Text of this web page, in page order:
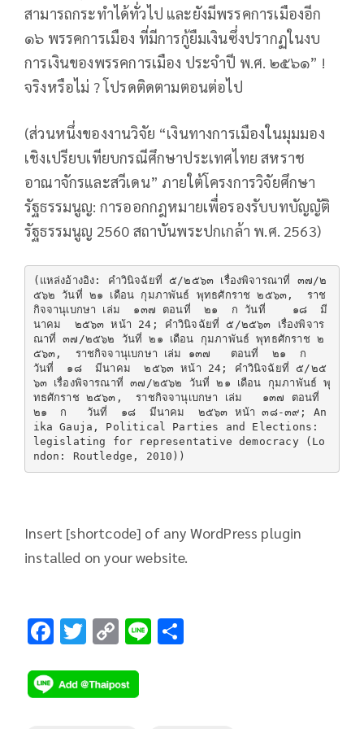
สามารถกระทำได้ทั่วไป และยังมีพรรคการเมืองอีก
๑๖ พรรคการเมือง ที่มีการกู้ยืมเงินซึ่งปรากฏในงบ
การเงินของพรรคการเมือง ประจำปี พ.ศ. ๒๕๖๑” !
จริงหรือไม่ ? โปรดติดตามตอนต่อไป
(ส่วนหนึ่งของงานวิจัย “เงินทางการเมืองในมุมมอง
เชิงเปรียบเทียบกรณีศึกษาประเทศไทย สหราช
อาณาจักรและสวีเดน” ภายใต้โครงการวิจัยศึกษา
รัฐธรรมนูญ: การออกกฎหมายเพื่อรองรับบทบัญญัติ
รัฐธรรมนูญ 2560 สถาบันพระปกเกล้า พ.ศ. 2563)
(แหล่งอ้างอิง: คำวินิจฉัยที่ ๕/๒๕๖๓ เรื่องพิจารณาที่ ๓๗/๒
๕๖๒ วันที่ ๒๑ เดือน กุมภาพันธ์ พุทธศักราช ๒๕๖๓,  ราช
กิจจานุเบกษา เล่ม  ๑๓๗ ตอนที่  ๒๑  ก วันที่    ๑๘  มี
นาคม  ๒๕๖๓ หน้า 24; คำวินิจฉัยที่ ๕/๒๕๖๓ เรื่องพิจาร
ณาที่ ๓๗/๒๕๖๒ วันที่ ๒๑ เดือน กุมภาพันธ์ พุทธศักราช ๒
๕๖๓,  ราชกิจจานุเบกษา เล่ม ๑๓๗   ตอนที่  ๒๑  ก
วันที่  ๑๘  มีนาคม  ๒๕๖๓ หน้า 24; คำวินิจฉัยที่ ๕/๒๕
๖๓ เรื่องพิจารณาที่ ๓๗/๒๕๖๒ วันที่ ๒๑ เดือน กุมภาพันธ์ พุ
ทธศักราช ๒๕๖๓,  ราชกิจจานุเบกษา เล่ม   ๑๓๗ ตอนที่
๒๑  ก   วันที่  ๑๘  มีนาคม  ๒๕๖๓ หน้า ๓๘-๓๙; An
ika Gauja, Political Parties and Elections:
legislating for representative democracy (Lo
ndon: Routledge, 2010))
Insert [shortcode] of any WordPress plugin
installed on your website.
F
e
b
T
tt
er
C
p
y
Li